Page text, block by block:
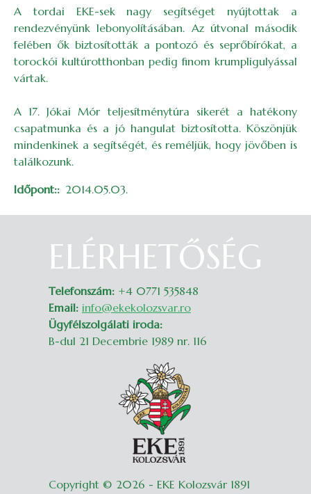
A tordai EKE-sek nagy segítséget nyújtottak a
rendezvényünk lebonyolításában. Az útvonal második
felében ők biztosították a pontozó és seprőbírókat, a
torockói kultúrotthonban pedig finom krumpligulyással
vártak.
A 17. Jókai Mór teljesítménytúra sikerét a hatékony
csapatmunka és a jó hangulat biztosította. Köszönjük
mindenkinek a segítségét, és reméljük, hogy jövőben is
találkozunk.
Időpont:
2014.05.03.
ELÉRHETŐSÉG
Telefonszám: +4 0771 535848
Email: info@ekekolozsvar.ro
Ügyfélszolgálati iroda:
B-dul 21 Decembrie 1989 nr. 116
Copyright © 2026 - EKE Kolozsvár 1891